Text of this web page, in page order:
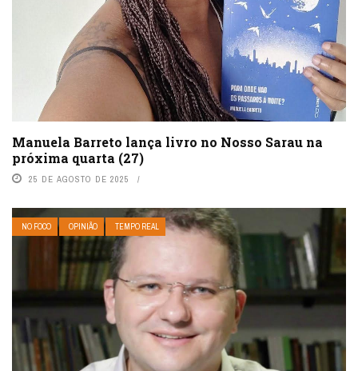
Manuela Barreto lança livro no Nosso Sarau na
próxima quarta (27)
25 DE AGOSTO DE 2025
NO FOCO OPINIÃO TEMPO REAL